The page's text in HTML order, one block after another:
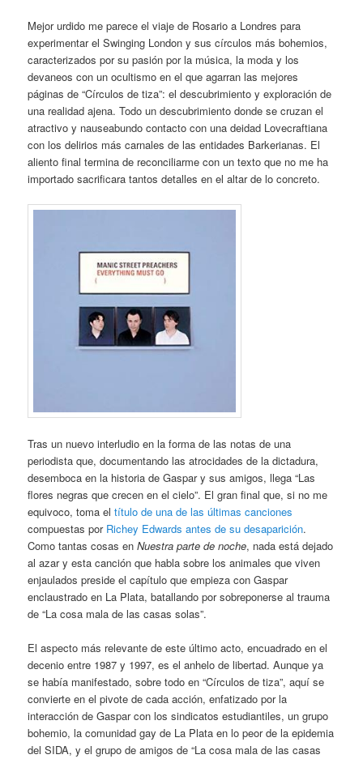
Mejor urdido me parece el viaje de Rosario a Londres para
experimentar el Swinging London y sus círculos más bohemios,
caracterizados por su pasión por la música, la moda y los
devaneos con un ocultismo en el que agarran las mejores
páginas de “Círculos de tiza”: el descubrimiento y exploración de
una realidad ajena. Todo un descubrimiento donde se cruzan el
atractivo y nauseabundo contacto con una deidad Lovecraftiana
con los delirios más carnales de las entidades Barkerianas. El
aliento final termina de reconciliarme con un texto que no me ha
importado sacrificara tantos detalles en el altar de lo concreto.
Tras un nuevo interludio en la forma de las notas de una
periodista que, documentando las atrocidades de la dictadura,
desemboca en la historia de Gaspar y sus amigos, llega “Las
flores negras que crecen en el cielo”. El gran final que, si no me
equivoco, toma eltítulo de una de las últimas canciones
compuestas por Richey Edwards antes de su desaparición.
Como tantas cosas enNuestra parte de noche, nada está dejado
al azar y esta canción que habla sobre los animales que viven
enjaulados preside el capítulo que empieza con Gaspar
enclaustrado en La Plata, batallando por sobreponerse al trauma
de “La cosa mala de las casas solas”.
El aspecto más relevante de este último acto, encuadrado en el
decenio entre 1987 y 1997, es el anhelo de libertad. Aunque ya
se había manifestado, sobre todo en “Círculos de tiza”, aquí se
convierte en el pivote de cada acción, enfatizado por la
interacción de Gaspar con los sindicatos estudiantiles, un grupo
bohemio, la comunidad gay de La Plata en lo peor de la epidemia
del SIDA, y el grupo de amigos de “La cosa mala de las casas